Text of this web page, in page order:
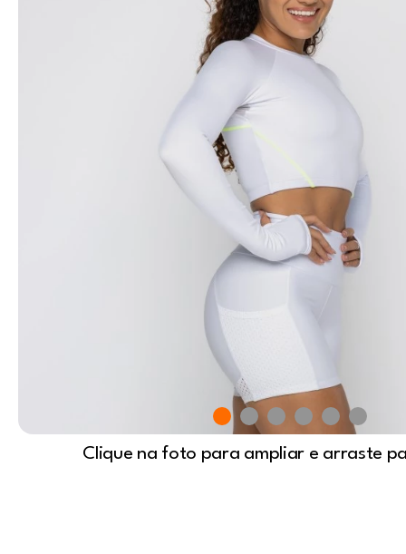
Clique na foto para ampliar e arraste